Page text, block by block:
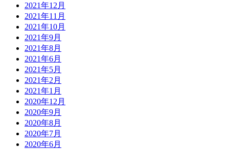
2021年12月
2021年11月
2021年10月
2021年9月
2021年8月
2021年6月
2021年5月
2021年2月
2021年1月
2020年12月
2020年9月
2020年8月
2020年7月
2020年6月